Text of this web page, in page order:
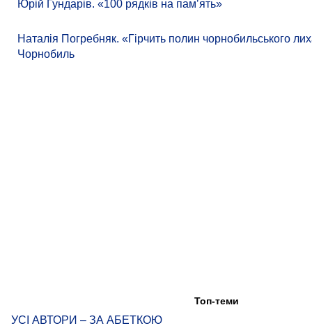
Юрій Гундарів. «100 рядків на памʼять»
Наталія Погребняк. «Гірчить полин чорнобильського
Чорнобиль
Топ-теми
УСІ АВТОРИ – ЗА АБЕТКОЮ